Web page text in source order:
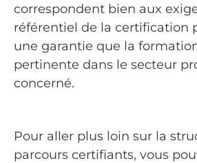
correspondent bien aux
référentiel de la certification
une garantie que la
pertinente dans le secteur
concerné.
Pour aller plus loin sur la
parcours certifiants, vous